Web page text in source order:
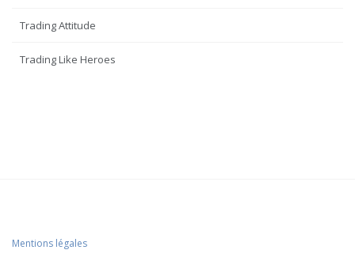
Trading Attitude
Trading Like Heroes
Mentions légales